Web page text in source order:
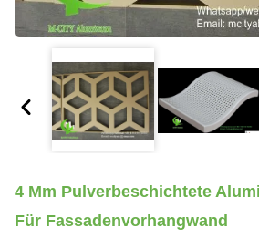
4 Mm Pulverbeschichtete
Für Fassadenvorhangwand